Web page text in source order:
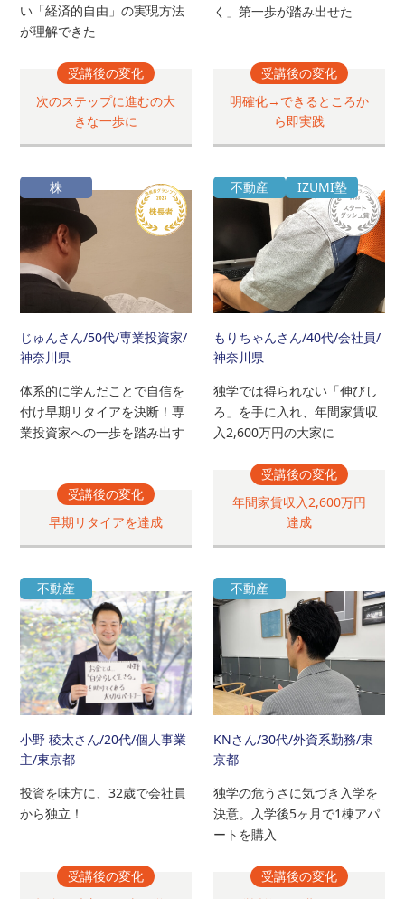
い「経済的自由」の実現方法
が理解できた
受講後の変化
次のステップに進むの大
きな一歩に
く」第一歩が踏み出せた
受講後の変化
明確化→できるところか
ら即実践
株
じゅんさん/50代/専業投資家/
神奈川県
体系的に学んだことで自信を
付け早期リタイアを決断！専
業投資家への一歩を踏み出す
受講後の変化
早期リタイアを達成
不動産 IZUMI塾
もりちゃんさん/40代/会社員/
神奈川県
独学では得られない「伸びし
ろ」を手に入れ、年間家賃収
入2,600万円の大家に
受講後の変化
年間家賃収入2,600万円
達成
不動産
小野 稜太さん/20代/個人事業
主/東京都
投資を味方に、32歳で会社員
から独立！
受講後の変化
不動産
KNさん/30代/外資系勤務/東
京都
独学の危うさに気づき入学を
決意。入学後5ヶ月で1棟アパ
ートを購入
受講後の変化